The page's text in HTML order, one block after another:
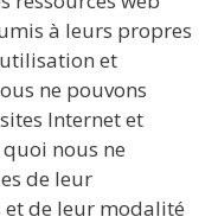
à leurs propres
et
ne pouvons
Internet et
quoi nous ne
de leur
et de leur modalité